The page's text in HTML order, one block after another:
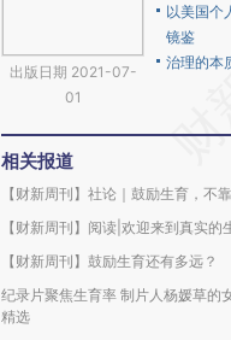
出版日期 2021-07-
01
以美国个
镜鉴
治理的本
相关报道
【财新周刊】社论｜鼓励生育，不
【财新周刊】阅读|欢迎来到真实的
【财新周刊】鼓励生育还有多远？
纪录片聚焦生育率 制片人杨媛草的
精选